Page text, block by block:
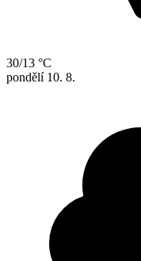
30/13 °C
pondělí 10. 8.